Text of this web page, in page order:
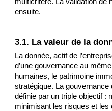
ensuite.
3.1. La valeur de la
La donnée, actif de
d’une gouvernance au
humaines, le patrimoine
stratégique. La gouvernance
définie par un triple objectif :
minimisant les risques et les